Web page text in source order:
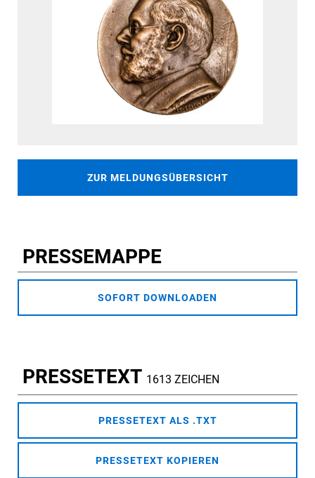
ZUR MELDUNGSÜBERSICHT
PRESSEMAPPE
SOFORT DOWNLOADEN
PRESSETEXT 1613 ZEICHEN
PRESSETEXT ALS .TXT
PRESSETEXT KOPIEREN